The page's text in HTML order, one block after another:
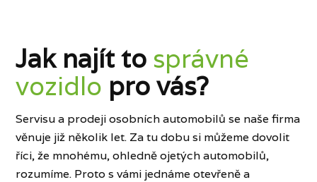
Jak najít to správné
vozidlo pro vás?
Servisu a prodeji osobních automobilů se naše firma
věnuje již několik let. Za tu dobu si můžeme dovolit
říci, že mnohému, ohledně ojetých automobilů,
rozumíme. Proto s vámi jednáme otevřeně a